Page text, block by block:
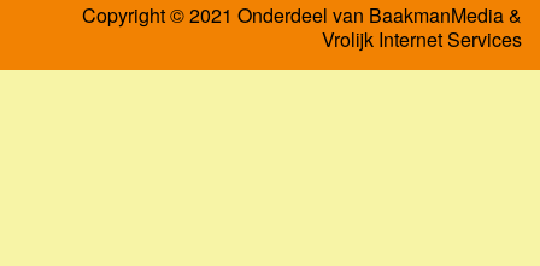
Copyright © 2021 Onderdeel van BaakmanMedia&
Vrolijk Internet Services